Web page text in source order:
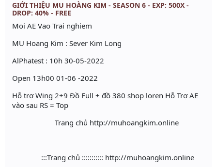
GIỚI THIỆU MU HOÀNG KIM - SEASON 6 - EXP: 500X -
DROP: 40% - FREE
Moi AE Vao Trai nghiem
MU Hoang Kim : Sever Kim Long
AlPhatest : 10h 30-05-2022
Open 13h00 01-06 -2022
Hỗ trợ Wing 2+9 Đồ Full + đồ 380 shop loren Hỗ Trợ AE
vào sau RS = Top
Trang chủ http://muhoangkim.online
:::Trang chủ ::::::::::: http://muhoangkim.online